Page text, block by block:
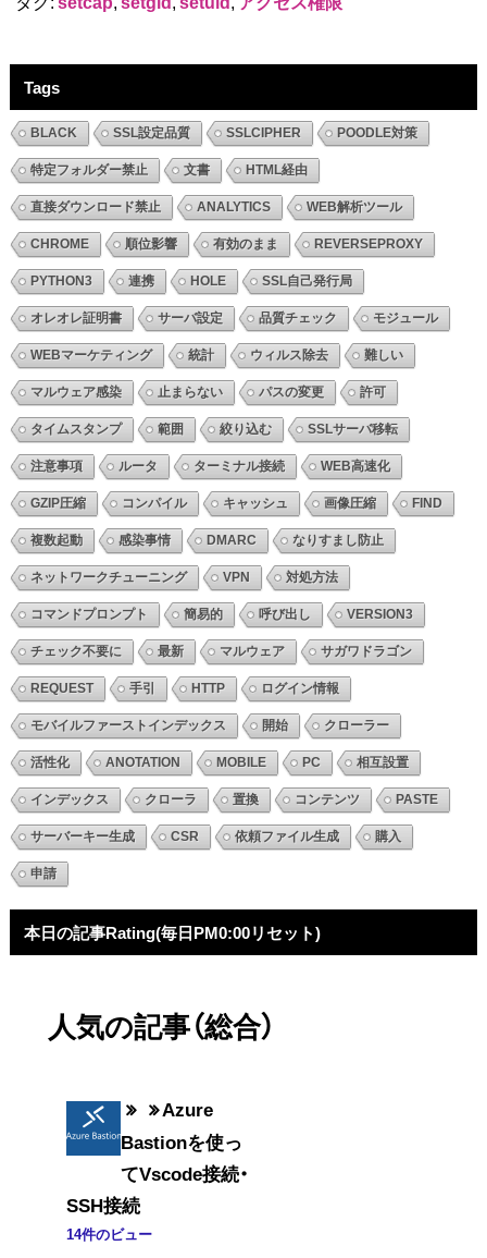
Tags
BLACK SSL設定品質 SSLCIPHER POODLE対策
特定フォルダー禁止 文書 HTML経由
直接ダウンロード禁止 ANALYTICS WEB解析ツール
CHROME 順位影響 有効のまま REVERSEPROXY
PYTHON3 連携 HOLE SSL自己発行局
オレオレ証明書 サーバ設定 品質チェック モジュール
WEBマーケティング 統計 ウィルス除去 難しい
マルウェア感染 止まらない パスの変更 許可
タイムスタンプ 範囲 絞り込む SSLサーバ移転
注意事項 ルータ ターミナル接続 WEB高速化
GZIP圧縮 コンパイル キャッシュ 画像圧縮 FIND
複数起動 感染事情 DMARC なりすまし防止
ネットワークチューニング VPN 対処方法
コマンドプロンプト 簡易的 呼び出し VERSION3
チェック不要に 最新 マルウェア サガワドラゴン
REQUEST 手引 HTTP ログイン情報
モバイルファーストインデックス 開始 クローラー
活性化 ANOTATION MOBILE PC 相互設置
インデックス クローラ 置換 コンテンツ PASTE
サーバーキー生成 CSR 依頼ファイル生成 購入
申請
本日の記事Rating(毎日PM0:00リセット)
人気の記事（総合）
Azure
Bastionを使っ
てVscode接続・
SSH接続
14件のビュー